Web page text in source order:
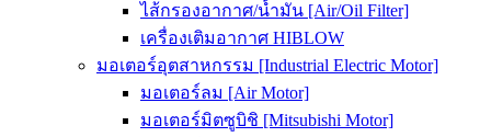
ไส้กรองอากาศ/น้ำมัน [Air/Oil Filter]
เครื่องเติมอากาศ HIBLOW
มอเตอร์อุตสาหกรรม [Industrial Electric Motor]
มอเตอร์ลม [Air Motor]
มอเตอร์มิตซูบิชิ [Mitsubishi Motor]